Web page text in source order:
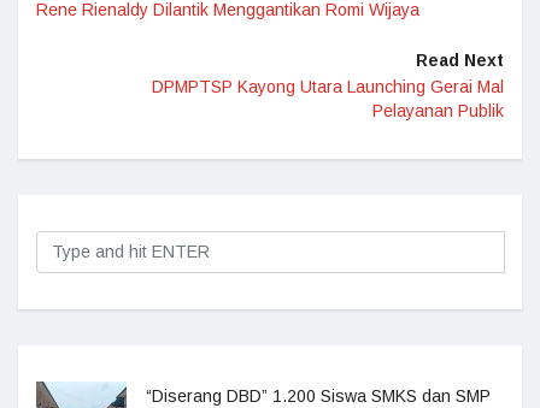
Rene Rienaldy Dilantik Menggantikan Romi Wijaya
Read Next
DPMPTSP Kayong Utara Launching Gerai Mal
Pelayanan Publik
“Diserang DBD” 1.200 Siswa SMKS dan SMP